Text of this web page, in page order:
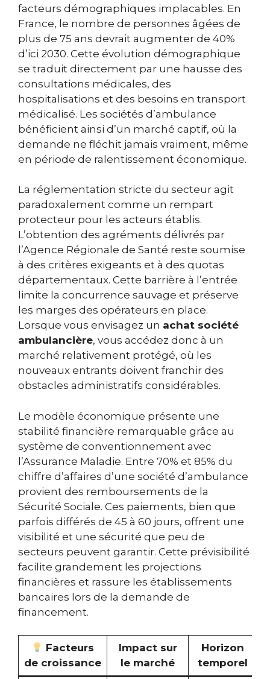
facteurs démographiques implacables. En
France, le nombre de personnes âgées de
plus de 75 ans devrait augmenter de 40%
d’ici 2030. Cette évolution démographique
se traduit directement par une hausse des
consultations médicales, des
hospitalisations et des besoins en transport
médicalisé. Les sociétés d’ambulance
bénéficient ainsi d’un marché captif, où la
demande ne fléchit jamais vraiment, même
en période de ralentissement économique.
La réglementation stricte du secteur agit
paradoxalement comme un rempart
protecteur pour les acteurs établis.
L’obtention des agréments délivrés par
l’Agence Régionale de Santé reste soumise
à des critères exigeants et à des quotas
départementaux. Cette barrière à l’entrée
limite la concurrence sauvage et préserve
les marges des opérateurs en place.
Lorsque vous envisagez un achat société
ambulancière, vous accédez donc à un
marché relativement protégé, où les
nouveaux entrants doivent franchir des
obstacles administratifs considérables.
Le modèle économique présente une
stabilité financière remarquable grâce au
système de conventionnement avec
l’Assurance Maladie. Entre 70% et 85% du
chiffre d’affaires d’une société d’ambulance
provient des remboursements de la
Sécurité Sociale. Ces paiements, bien que
parfois différés de 45 à 60 jours, offrent une
visibilité et une sécurité que peu de
secteurs peuvent garantir. Cette prévisibilité
facilite grandement les projections
financières et rassure les établissements
bancaires lors de la demande de
financement.
Facteurs
de croissance
Impact sur
le marché
Horizon
temporel